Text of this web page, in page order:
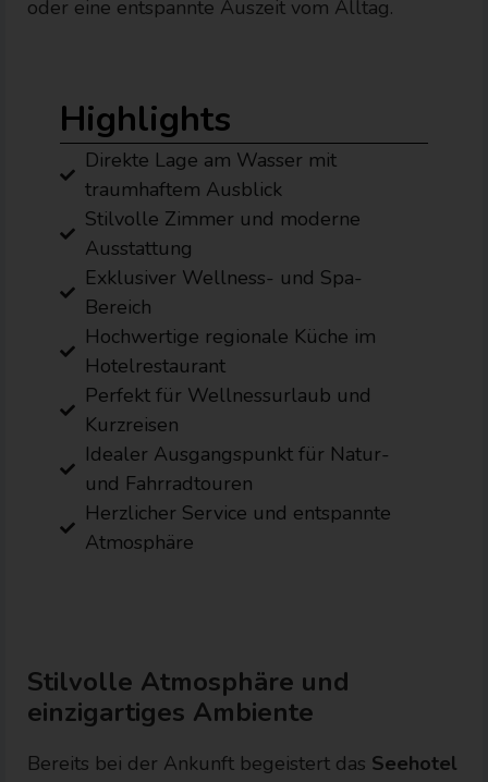
oder eine entspannte Auszeit vom Alltag.
Highlights
Direkte Lage am Wasser mit
traumhaftem Ausblick
Stilvolle Zimmer und moderne
Ausstattung
Exklusiver Wellness- und Spa-
Bereich
Hochwertige regionale Küche im
Hotelrestaurant
Perfekt für Wellnessurlaub und
Kurzreisen
Idealer Ausgangspunkt für Natur-
und Fahrradtouren
Herzlicher Service und entspannte
Atmosphäre
Stilvolle Atmosphäre und
einzigartiges Ambiente
Bereits bei der Ankunft begeistert das Seehotel